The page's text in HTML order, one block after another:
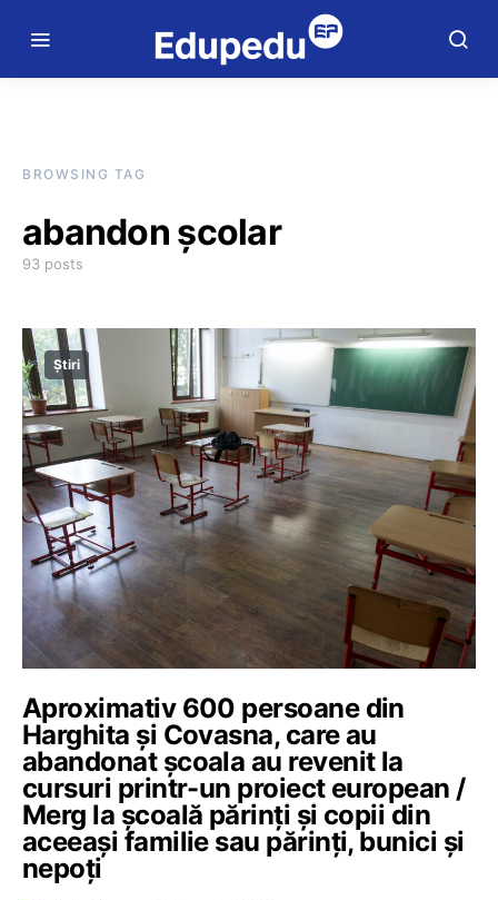
BROWSING TAG
abandon școlar
93 posts
Știri
Aproximativ 600 persoane din
Harghita și Covasna, care au
abandonat școala au revenit la
cursuri printr-un proiect european /
Merg la școală părinți și copii din
aceeași familie sau părinți, bunici și
nepoți